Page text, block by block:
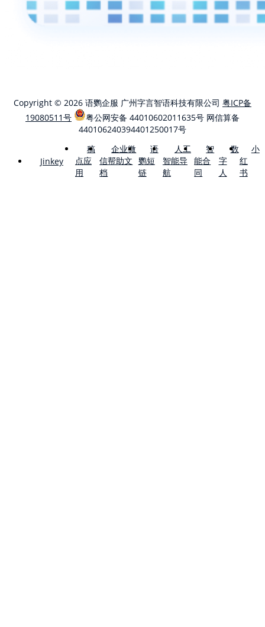
Copyright © 2026 语鹦企服 广州字言智语科技有限公司 粤ICP备
19080511号
粤公网安备 44010602011635号 网信算备
440106240394401250017号
Jinkey
稿
点应
用
企业微
信帮助文
档
语
鹦短
链
人工
智能导
航
智
能合
同
数
字
人
小
红
书